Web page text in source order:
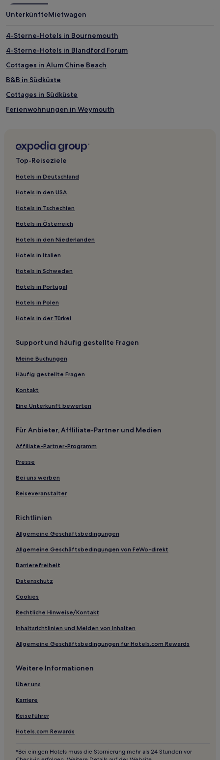
UnterkünfteMietwagen
4-Sterne-Hotels in Bournemouth
4-Sterne-Hotels in Blandford Forum
Cottages in Alum Chine Beach
B&B in Südküste
Cottages in Südküste
Ferienwohnungen in Weymouth
Ferienwohnungen in Bournemouth
Ferienwohnungen in Poole
West Parley Hotels
Hotels nahe South West Coast Path Section 48 Trailhead
West Knighton Hotels
Lyme Regis Hotels
Hotels nahe Man Of War
Ash Hotels
Sandford Hotels
Studland Hotels
Semley Hotels
Hotels nahe Studland South Beach
Swyre Hotels
Hotels nahe Bahnhof Bournemouth
Sturminster Newton Hotels
Portland Hotels
Musbury Hotels
Poole Hotels
Hotels nahe Monkey World Ape Rescue Center
Hotels nahe Mangerton Mill
Rousdon Hotels
West Lulworth Hotels
Chardstock Hotels
Cricket Saint Thomas Hotels
Dorset: Hotels
Hotels nahe Bowleaze Cove Beach
Hotels nahe Kimmeridge Bay Beach
Bournemouth Hotels
Dewlish Hotels
Overcombe: Hotels
Westbourne Hotels
Steeple mit Tyneham Hotels
Hotels nahe Hive Beach
Preston Hotels
Hotels nahe Bournemouth Pavillion Theatre
Top-Reiseziele
Hotels in Deutschland
Hotels in den USA
Hotels in Tschechien
Hotels in Österreich
Hotels in den Niederlanden
Hotels in Italien
Hotels in Schweden
Hotels in Portugal
Hotels in Polen
Hotels in der Türkei
Support und häufig gestellte Fragen
Meine Buchungen
Häufig gestellte Fragen
Kontakt
Eine Unterkunft bewerten
Für Anbieter, Affliliate-Partner und Medien
Affiliate-Partner-Programm
Presse
Bei uns werben
Reiseveranstalter
Richtlinien
Allgemeine Geschäftsbedingungen
Allgemeine Geschäftsbedingungen von FeWo-direkt
Barrierefreiheit
Datenschutz
Cookies
Rechtliche Hinweise/Kontakt
Inhaltsrichtlinien und Melden von Inhalten
Allgemeine Geschäftsbedingungen für Hotels.com Rewards
Weitere Informationen
Über uns
Karriere
Reiseführer
Hotels.com Rewards
*Bei einigen Hotels muss die Stornierung mehr als 24 Stunden vor